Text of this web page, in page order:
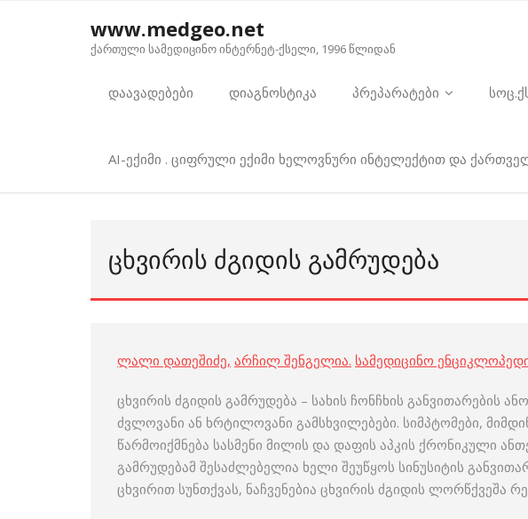
www.medgeo.net
ქართული სამედიცინო ინტერნეტ-ქსელი, 1996 წლიდან
დაავადებები დიაგნოსტიკა პრეპარატები
AI-ექიმი . ციფრული ექიმი ხელოვნური ინტელექტით და
ᲪᲮᲕᲘᲠᲘᲡ ᲫᲒᲘᲓᲘᲡ ᲒᲐᲛᲠᲣᲓᲔᲑᲐ
ლალი დათეშიძე, არჩილ შენგელია. სამედიცინო
ცხვირის ძგიდის გამრუდება – სახის ჩონჩხის განვითარების
ძვლოვანი ან ხრტილოვანი გამსხვილებები. სიმპტომები,
წარმოიქმნება სასმენი მილის და დაფის აპკის ქრონიკული
გამრუდებამ შესაძლებელია ხელი შეუწყოს სინუსიტის
ცხვირით სუნთქვას, ნაჩვენებია ცხვირის ძგიდის ლორწქვეშა